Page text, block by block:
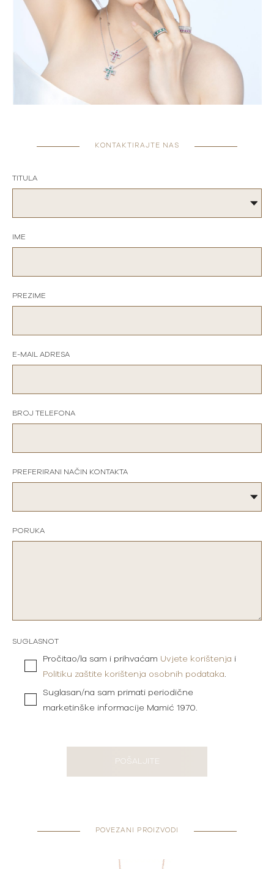
KONTAKTIRAJTE NAS
TITULA
IME
PREZIME
E-MAIL ADRESA
BROJ TELEFONA
PREFERIRANI NAČIN KONTAKTA
PORUKA
SUGLASNOT
Pročitao/la sam i prihvaćam Uvjete korištenja i
Politiku zaštite korištenja osobnih podataka.
Suglasan/na sam primati periodične
marketinške informacije Mamić 1970.
POŠALJITE
POVEZANI PROIZVODI